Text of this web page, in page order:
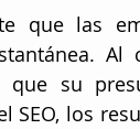
que las
Al
que su
los